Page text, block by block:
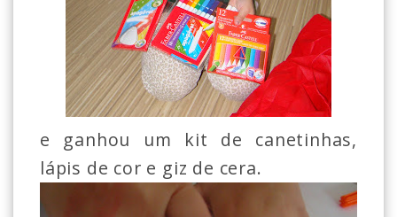
e ganhou um kit de canetinhas,
lápis de cor e giz de cera.